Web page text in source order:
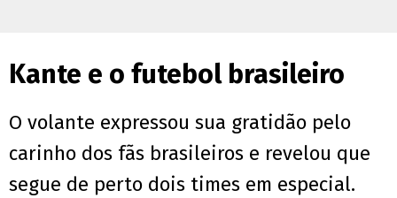
Kante e o futebol brasileiro
O volante expressou sua gratidão pelo
carinho dos fãs brasileiros e revelou que
segue de perto dois times em especial.